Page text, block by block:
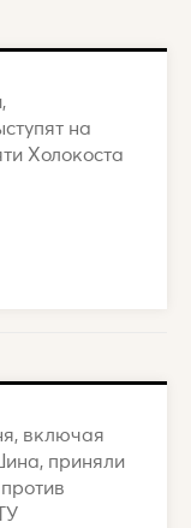
на
Холокоста
включая
приняли